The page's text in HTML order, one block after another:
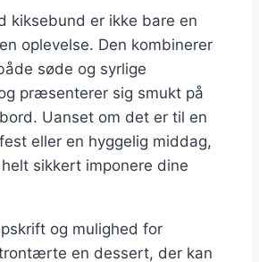
kiksebund er ikke bare en
oplevelse. Den kombinerer
søde og syrlige
præsenterer sig smukt på
Uanset om det er til en
eller en hyggelig middag,
sikkert imponere dine
og mulighed for
en dessert, der kan